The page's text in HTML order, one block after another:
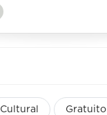
Cultural Gratuito